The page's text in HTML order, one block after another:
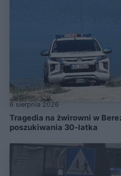
6 sierpnia 2026
Tragedia na żwirowni w
poszukiwania 30-latka